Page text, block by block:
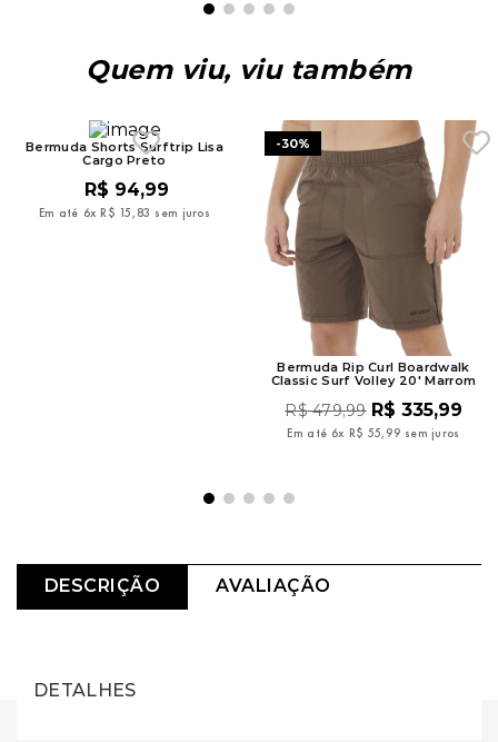
Quem viu, viu também
Bermuda Shorts Surftrip Lisa
Cargo Preto
R$ 94,99
Em até 6x R$ 15 , 83 sem juros
-30%
Bermuda Rip Curl Boardwalk
Classic Surf Volley 20' Marrom
R$ 479,99 R$ 335,99
Em até 6x R$ 55, 99 sem juros
DESCRIÇÃO AVALIAÇÃO
DETALHES